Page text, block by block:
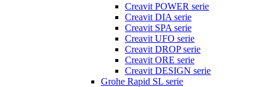
Creavit POWER serie
Creavit DIA serie
Creavit SPA serie
Creavit UFO serie
Creavit DROP serie
Creavit ORE serie
Creavit DESIGN serie
Grohe Rapid SL serie